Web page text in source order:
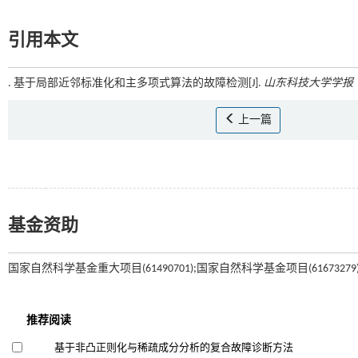
引用本文
. 基于局部近邻标准化和主多项式算法的故障检测[J]. 山东科技大学学报
上一篇
基金资助
国家自然科学基金重大项目(61490701);国家自然科学基金项目